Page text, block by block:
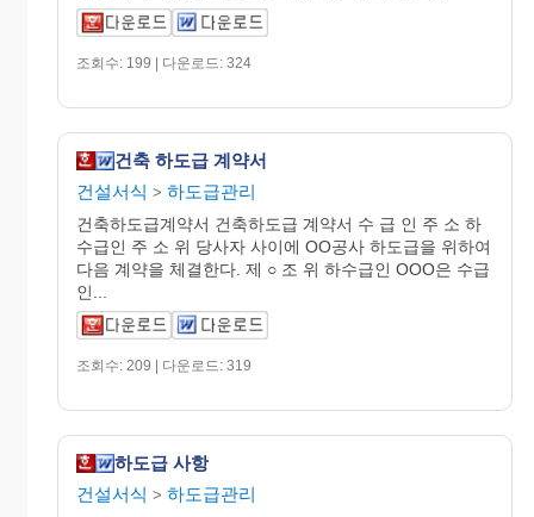
조회수: 199 | 다운로드: 324
건축 하도급 계약서
건설서식 > 하도급관리
건축하도급계약서 건축하도급 계약서 수 급 인 주 소 하
수급인 주 소 위 당사자 사이에 OO공사 하도급을 위하여
다음 계약을 체결한다. 제 ○ 조 위 하수급인 OOO은 수급
인...
조회수: 209 | 다운로드: 319
하도급 사항
건설서식 > 하도급관리